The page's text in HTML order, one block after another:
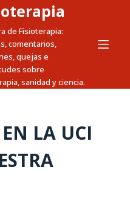
de Fisioterapia:
comentarios,
quejas e
sobre
sanidad y ciencia.
LA UCI